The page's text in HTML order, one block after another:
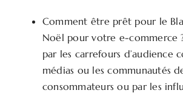
Comment être prêt pour le
Noël pour votre e-commerce
par les carrefours d’audience
médias ou les communautés
consommateurs ou par les